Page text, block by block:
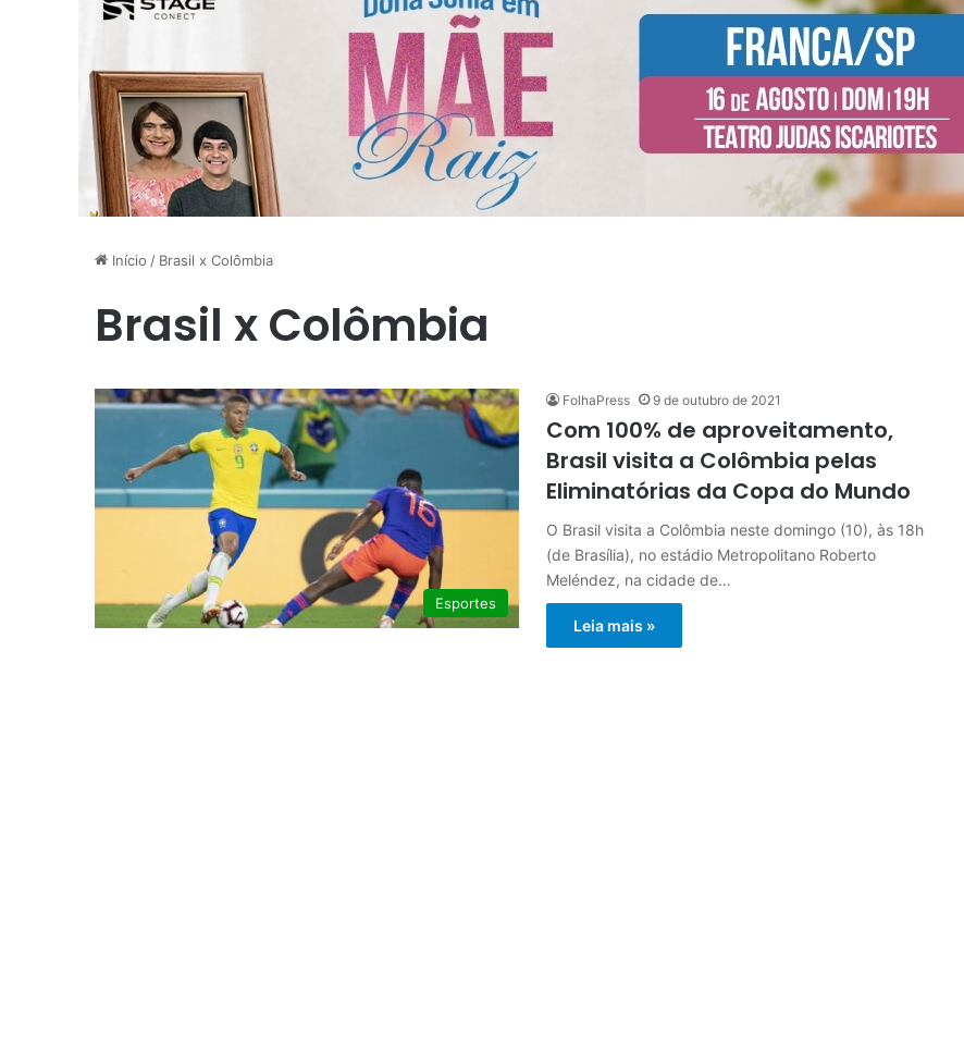
Início / Brasil x Colômbia
Brasil x Colômbia
Esportes
FolhaPress 9 de outubro de 2021
Com 100% de aproveitamento,
Brasil visita a Colômbia pelas
Eliminatórias da Copa do Mundo
O Brasil visita a Colômbia neste domingo (10), às 18h
(de Brasília), no estádio Metropolitano Roberto
Meléndez, na cidade de…
Leia mais »